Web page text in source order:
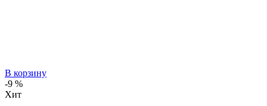
В корзину
-9 %
Хит